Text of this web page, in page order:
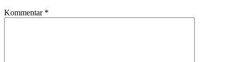
Kommentar *